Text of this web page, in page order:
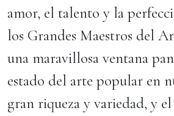
amor, el talento y la
los Grandes Maestros del
una maravillosa ventana
estado del arte popular en
gran riqueza y variedad, y